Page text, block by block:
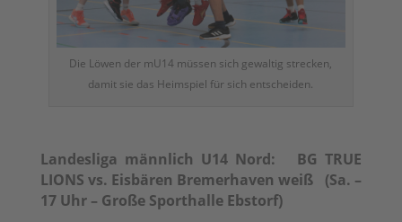
Die Löwen der mU14 müssen sich gewaltig strecken,
damit sie das Heimspiel für sich entscheiden.
Landesliga männlich U14 Nord: BG TRUE
LIONS vs. Eisbären Bremerhaven weiß (Sa. –
17 Uhr – Große Sporthalle Ebstorf)